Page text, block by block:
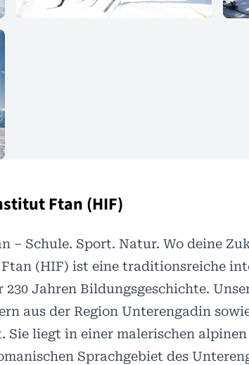
Ftan (HIF)
– Schule. Sport. Natur. Wo deine
(HIF) ist eine traditionsreiche
Jahren Bildungsgeschichte.
aus der Region Unterengadin
Sie liegt in einer malerischen
Sprachgebiet des